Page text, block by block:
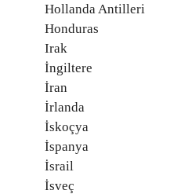
Hollanda Antilleri
Honduras
Irak
İngiltere
İran
İrlanda
İskoçya
İspanya
İsrail
İsveç